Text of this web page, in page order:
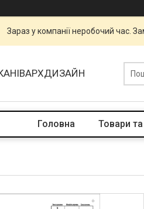
Зараз у компанії неробочий час.
Головна Товари